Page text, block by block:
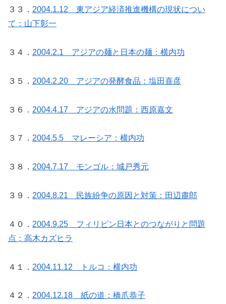
３３． 2004.1.12 東アジア経済推進機構の現状につい
て：山下彰一
３４． 2004.2.1 アジアの麺と日本の麺：横内功
３５． 2004.2.20 アジアの発酵食品：塩田喜彦
３６． 2004.4.17 アジアの水問題：西原嘉文
３７． 2004.5.5 マレーシア：横内功
３８． 2004.7.17 モンゴル：城戸秀元
３９． 2004.8.21 民族紛争の原因と対策：田辺肅郎
４０． 2004.9.25 フィリピン日本とのつながりと問題
点：高木カズヒラ
４１． 2004.11.12 トルコ：横内功
４２． 2004.12.18 紙の道：橋爪恭子